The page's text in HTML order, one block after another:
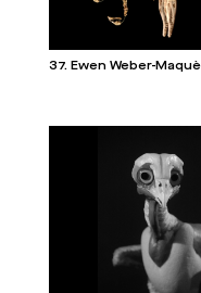
37. Ewen Weber-